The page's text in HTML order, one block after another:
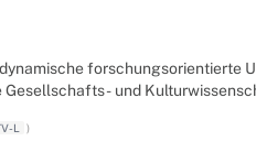
forschungsorientierte
und
L )